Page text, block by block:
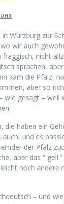
Würzburg zur
wir auch
nicht
sprachen,
kam die Pfalz,
aber so
wie gesagt – weil
die haben ein
und es
der Pfalz
aber das “ gell
noch andere
– und